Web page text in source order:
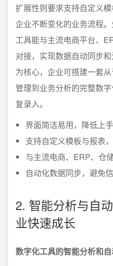
扩展性则要求支持自定义
企业不断变化的业务流程
工具能与主流电商平台、
对接，实现数据自动同步
为核心，企业可搭建一套
管理到业务分析的完整数
复录入。
界面简洁易用，降低上
支持自定义模板与报表
与主流电商、ERP、仓
自动化数据同步，避免
2. 智能分析与自
业快速成长
数字化工具的智能分析和